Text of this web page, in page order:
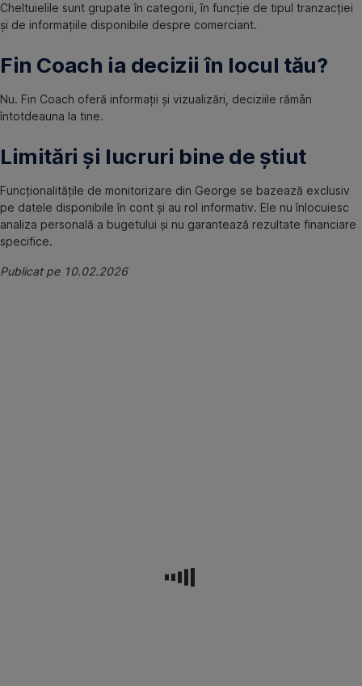
Cheltuielile sunt grupate în categorii, în funcție de tipul tranzacției
și de informațiile disponibile despre comerciant.
Fin Coach ia decizii în locul tău?
Nu. Fin Coach oferă informații și vizualizări, deciziile rămân
întotdeauna la tine.
Limitări și lucruri bine de știut
Funcționalitățile de monitorizare din George se bazează exclusiv
pe datele disponibile în cont și au rol informativ. Ele nu înlocuiesc
analiza personală a bugetului și nu garantează rezultate financiare
specifice.
Publicat pe 10.02.2026